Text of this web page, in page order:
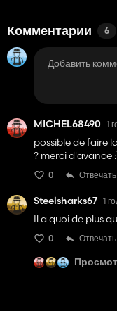
Комментарии 6
MICHEL68490 1
possible de faire
? merci d'avance
0 Отвечать
Steelsharks67 1
Il a quoi de plus
0 Отвечать